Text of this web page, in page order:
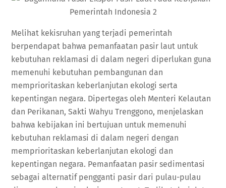
Melihat kekisruhan yang terjadi pemerintah
berpendapat bahwa pemanfaatan pasir laut untuk
kebutuhan reklamasi di dalam negeri diperlukan guna
memenuhi kebutuhan pembangunan dan
memprioritaskan keberlanjutan ekologi serta
kepentingan negara. Dipertegas oleh Menteri Kelautan
dan Perikanan, Sakti Wahyu Trenggono, menjelaskan
bahwa kebijakan ini bertujuan untuk memenuhi
kebutuhan reklamasi di dalam negeri dengan
memprioritaskan keberlanjutan ekologi dan
kepentingan negara. Pemanfaatan pasir sedimentasi
sebagai alternatif pengganti pasir dari pulau-pulau